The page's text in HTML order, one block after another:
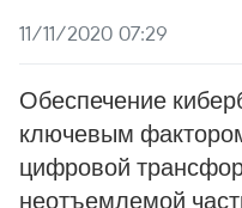
11/11/2020 07:29
Обеспечение
ключевым
цифровой
неотъемлемой